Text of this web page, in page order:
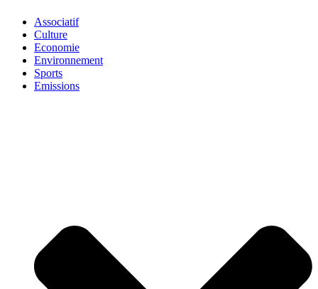
Associatif
Culture
Economie
Environnement
Sports
Emissions